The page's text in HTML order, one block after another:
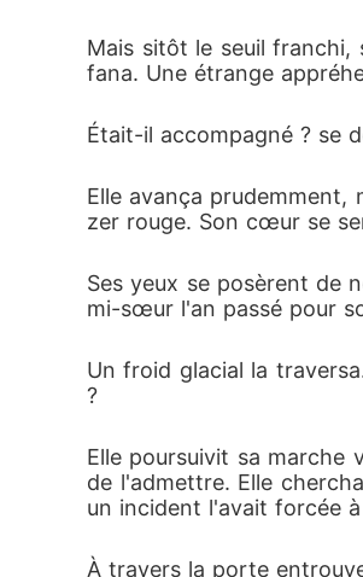
Mais sitôt le seuil franchi,
fana. Une étrange
Était-il accompagné ? se
Elle avança prudemment,
zer rouge. Son cœur se
Ses yeux se posèrent de
mi-sœur l'an passé pour
Un froid glacial la
?
Elle poursuivit sa marche
de l'admettre. Elle
un incident l'avait forcée
À travers la porte